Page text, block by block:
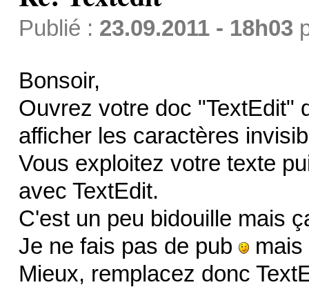
Publié : 23.09.2011 - 18h03
Bonsoir,
Ouvrez votre doc "TextEdit"
afficher les caractères
Vous exploitez votre texte
avec TextEdit.
C'est un peu bidouille mais
Je ne fais pas de pub
mais
Mieux, remplacez donc